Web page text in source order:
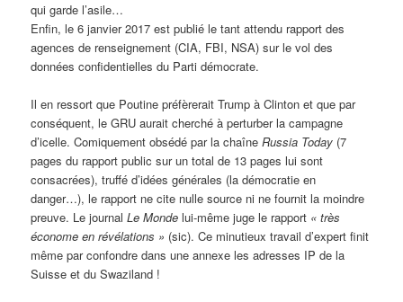
qui garde l’asile…
Enfin, le 6 janvier 2017 est publié le tant attendu rapport des
agences de renseignement (CIA, FBI, NSA) sur le vol des
données confidentielles du Parti démocrate.
Il en ressort que Poutine préfèrerait Trump à Clinton et que par
conséquent, le GRU aurait cherché à perturber la campagne
d’icelle. Comiquement obsédé par la chaîneRussia Today (7
pages du rapport public sur un total de 13 pages lui sont
consacrées), truffé d’idées générales (la démocratie en
danger…), le rapport ne cite nulle source ni ne fournit la moindre
preuve. Le journalLe Monde lui-même juge le rapport «très
économe en révélations » (sic). Ce minutieux travail d’expert finit
même par confondre dans une annexe les adresses IP de la
Suisse et du Swaziland !